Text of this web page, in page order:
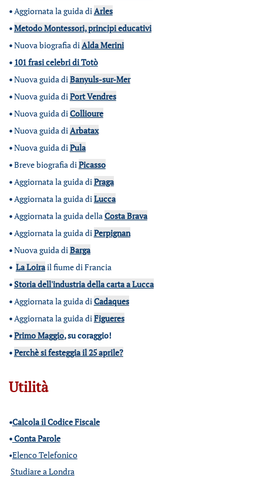
•Aggiornata la guida diArles
•Metodo Montessori, principi educativi
•Nuova biografia diAlda Merini
• 101 frasi celebri di Totò
•Nuova guida diBanyuls-sur-Mer
•Nuova guida diPort Vendres
•Nuova guida diCollioure
•Nuova guida diArbatax
•Nuova guida diPula
•Breve biografia diPicasso
•Aggiornata la guida diPraga
•Aggiornata la guida diLucca
•Aggiornata la guida dellaCosta Brava
•Aggiornata la guida diPerpignan
•Nuova guida diBarga
• La Loirail fiume di Francia
•Storia dell'industria della carta a Lucca
•Aggiornata la guida diCadaques
•Aggiornata la guida diFigueres
•Primo Maggio, su coraggio!
•Perchè si festeggia il 25 aprile?
Utilità
•Calcola il Codice Fiscale
•Conta Parole
•Elenco Telefonico
Studiare a Londra